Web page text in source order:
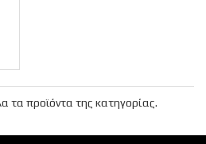
τα προϊόντα της κατηγορίας.